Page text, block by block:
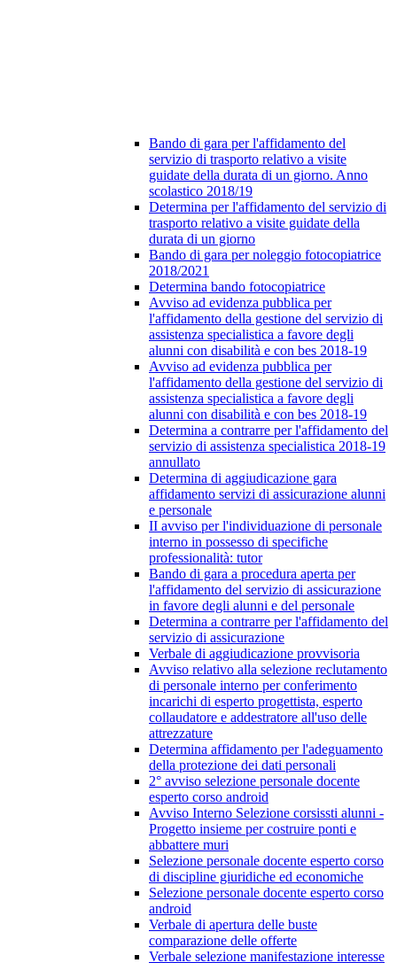
Bando di gara per l'affidamento del
servizio di trasporto relativo a visite
guidate della durata di un giorno. Anno
scolastico 2018/19
Determina per l'affidamento del servizio di
trasporto relativo a visite guidate della
durata di un giorno
Bando di gara per noleggio fotocopiatrice
2018/2021
Determina bando fotocopiatrice
Avviso ad evidenza pubblica per
l'affidamento della gestione del servizio di
assistenza specialistica a favore degli
alunni con disabilità e con bes 2018-19
Avviso ad evidenza pubblica per
l'affidamento della gestione del servizio di
assistenza specialistica a favore degli
alunni con disabilità e con bes 2018-19
Determina a contrarre per l'affidamento del
servizio di assistenza specialistica 2018-19
annullato
Determina di aggiudicazione gara
affidamento servizi di assicurazione alunni
e personale
II avviso per l'individuazione di personale
interno in possesso di specifiche
professionalità: tutor
Bando di gara a procedura aperta per
l'affidamento del servizio di assicurazione
in favore degli alunni e del personale
Determina a contrarre per l'affidamento del
servizio di assicurazione
Verbale di aggiudicazione provvisoria
Avviso relativo alla selezione reclutamento
di personale interno per conferimento
incarichi di esperto progettista, esperto
collaudatore e addestratore all'uso delle
attrezzature
Determina affidamento per l'adeguamento
della protezione dei dati personali
2° avviso selezione personale docente
esperto corso android
Avviso Interno Selezione corsissti alunni -
Progetto insieme per costruire ponti e
abbattere muri
Selezione personale docente esperto corso
di discipline giuridiche ed economiche
Selezione personale docente esperto corso
android
Verbale di apertura delle buste
comparazione delle offerte
Verbale selezione manifestazione interesse